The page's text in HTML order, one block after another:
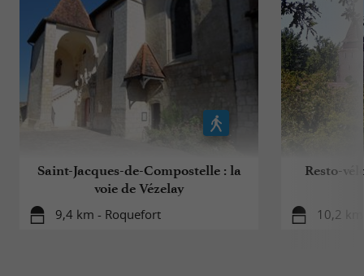
Saint-Jacques-de-Compostelle : la
voie de Vézelay
9,4 km - Roquefort
Resto-
10,2